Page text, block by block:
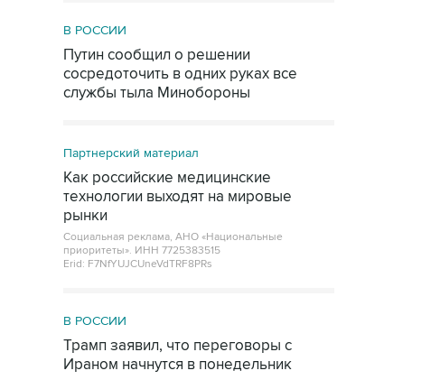
В РОССИИ
Путин сообщил о решении
сосредоточить в одних руках все
службы тыла Минобороны
Партнерский материал
Как российские медицинские
технологии выходят на мировые
рынки
Социальная реклама, АНО «Национальные
приоритеты». ИНН 7725383515
Erid: F7NfYUJCUneVdTRF8PRs
В РОССИИ
Трамп заявил, что переговоры с
Ираном начнутся в понедельник